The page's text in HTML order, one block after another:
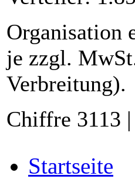
Organisation
je zzgl.
Verbreitung).
Chiffre 3113
Startseite